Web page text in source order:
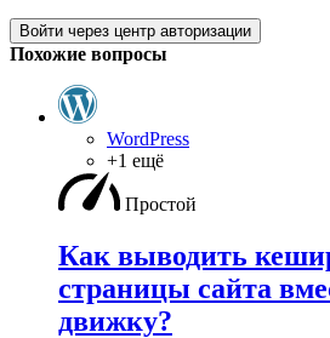
Войти через центр авторизации
Похожие вопросы
WordPress
+1 ещё
Простой
Как выводить
страницы сайта
движку?